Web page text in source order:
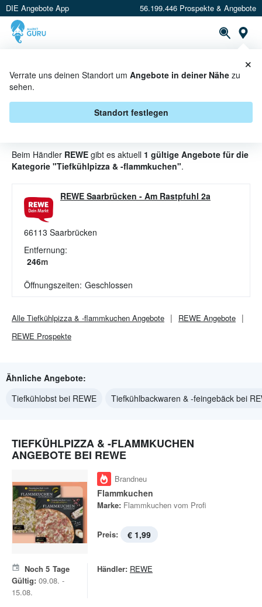
DIE Angebote App 56.199.446 Prospekte & Angebote
Verrate uns deinen Standort um Angebote in deiner Nähe zu
sehen.
Standort festlegen
×
TIEFKÜHLPIZZA & -
FLAMMKUCHEN ANGEBOTE &
AKTIONEN BEI REWE
Beim Händler REWE gibt es aktuell 1 gültige Angebote für die
Kategorie "Tiefkühlpizza & -flammkuchen".
REWE Saarbrücken - Am Rastpfuhl 2a
66113 Saarbrücken
Entfernung:
246m
Öffnungszeiten: Geschlossen
Alle Tiefkühlpizza & -flammkuchen Angebote REWE Angebote
REWE Prospekte
Ähnliche Angebote:
Tiefkühlobst bei REWE
Tiefkühlbackwaren & -feingebäck bei
TIEFKÜHLPIZZA & -FLAMMKUCHEN
ANGEBOTE BEI REWE
Brandneu
Flammkuchen
Marke: Flammkuchen vom Profi
Preis: € 1,99
Noch 5 Tage
Gültig: 09.08. -
15.08.
Händler: REWE